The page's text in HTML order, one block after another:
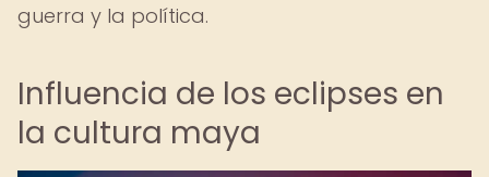
guerra y la política.
Influencia de los eclipses en
la cultura maya